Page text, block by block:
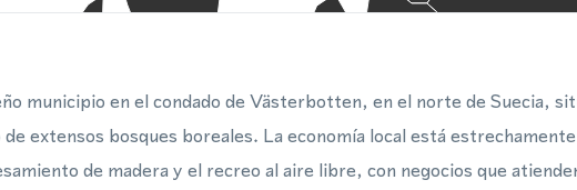
municipio en el condado de Västerbotten, en el norte de Suecia,
extensos bosques boreales. La economía local está
de madera y el recreo al aire libre, con negocios que